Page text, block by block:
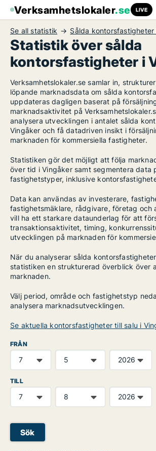
Verksamhetslokaler.se LIVE
Se all statistik Sålda kontorsfastigheter
Statistik över sålda
kontorsfastigheter i
Verksamhetslokaler.se samlar in,
löpande marknadsdata om sålda
uppdateras dagligen baserat på
marknadsaktivitet på
analysera utvecklingen i antalet sålda
Vingåker och få datadriven insikt i
marknaden för kommersiella fastigheter.
Statistiken gör det möjligt att följa
över tid i Vingåker samt segmentera data
fastighetstyper, inklusive
Data kan användas av investerare,
fastighetsmäklare, rådgivare, företag och
vill ha ett starkare dataunderlag för att
transaktionsaktivitet, timing,
utvecklingen på marknaden för
När du analyserar sålda
statistiken en strukturerad överblick över
marknaden.
Välj period, område och fastighetstyp
analysera marknadsutvecklingen.
Se aktuella kontorsfastigheter till salu i
FRÅN
TILL
Sök